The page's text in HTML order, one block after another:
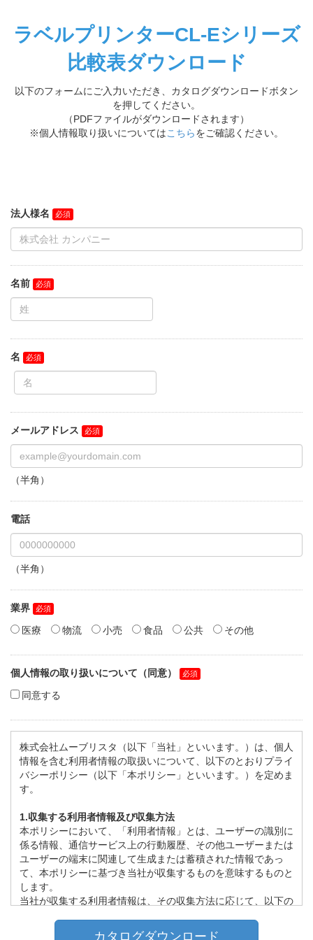
ラベルプリンターCL-Eシリーズ
比較表ダウンロード
以下のフォームにご入力いただき、カタログダウンロードボタン
を押してください。
（PDFファイルがダウンロードされます）
※個人情報取り扱いについてはこちらをご確認ください。
法人様名
名前
名
メールアドレス
（半角）
電話
（半角）
業界
医療
物流 小売 食品 公共 その他
個人情報の取り扱いについて（同意）
同意する
株式会社ムーブリスタ（以下「当社」といいます。）は、個人
情報を含む利用者情報の取扱いについて、以下のとおりプライ
バシーポリシー（以下「本ポリシー」といいます。）を定めま
す。
1.収集する利用者情報及び収集方法
本ポリシーにおいて、「利用者情報」とは、ユーザーの識別に
係る情報、通信サービス上の行動履歴、その他ユーザーまたは
ユーザーの端末に関連して生成または蓄積された情報であっ
て、本ポリシーに基づき当社が収集するものを意味するものと
します。
当社が収集する利用者情報は、その収集方法に応じて、以下の